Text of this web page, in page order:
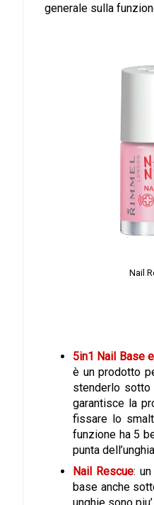
generale sulla
Nail
5in1 Nail Base
è un prodotto
stenderlo
garantisce la
fissare lo
funzione ha 5
punta
Nail Rescue:
base anche